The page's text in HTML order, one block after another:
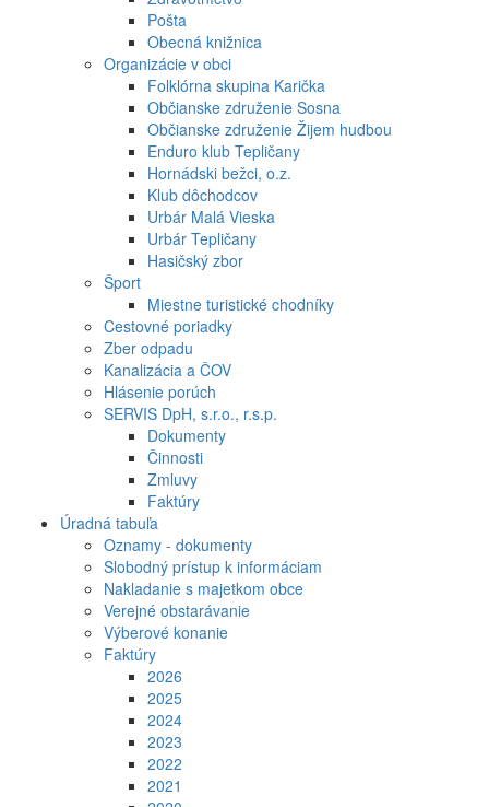
Pošta
Obecná knižnica
Organizácie v obci
Folklórna skupina Karička
Občianske združenie Sosna
Občianske združenie Žijem hudbou
Enduro klub Tepličany
Hornádski bežci, o.z.
Klub dôchodcov
Urbár Malá Vieska
Urbár Tepličany
Hasičský zbor
Šport
Miestne turistické chodníky
Cestovné poriadky
Zber odpadu
Kanalizácia a ČOV
Hlásenie porúch
SERVIS DpH, s.r.o., r.s.p.
Dokumenty
Činnosti
Zmluvy
Faktúry
Úradná tabuľa
Oznamy - dokumenty
Slobodný prístup k informáciam
Nakladanie s majetkom obce
Verejné obstarávanie
Výberové konanie
Faktúry
2026
2025
2024
2023
2022
2021